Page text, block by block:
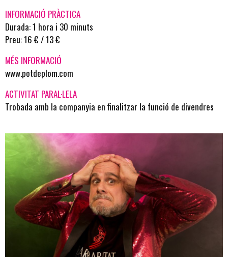
INFORMACIÓ PRÀCTICA
Durada: 1 hora i 30 minuts
Preu: 16 € / 13 €
MÉS INFORMACIÓ
www.potdeplom.com
ACTIVITAT PARAL·LELA
Trobada amb la companyia en finalitzar la funció de divendres